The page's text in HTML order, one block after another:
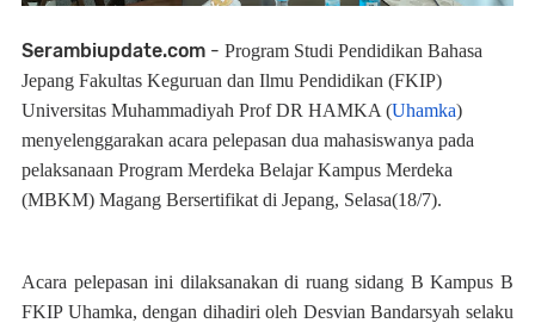
Serambiupdate.com - Program Studi Pendidikan Bahasa
Jepang Fakultas Keguruan dan Ilmu Pendidikan (FKIP)
Universitas Muhammadiyah Prof DR HAMKA (Uhamka)
menyelenggarakan acara pelepasan dua mahasiswanya pada
pelaksanaan Program Merdeka Belajar Kampus Merdeka
(MBKM) Magang Bersertifikat di Jepang, Selasa(18/7).
Acara pelepasan ini dilaksanakan di ruang sidang B Kampus B
FKIP Uhamka, dengan dihadiri oleh Desvian Bandarsyah selaku